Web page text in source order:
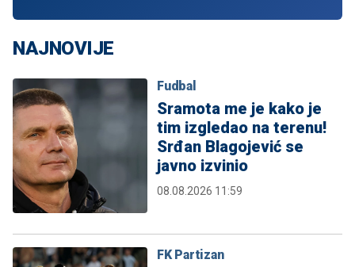
NAJNOVIJE
Fudbal
Sramota me je kako je
tim izgledao na terenu!
Srđan Blagojević se
javno izvinio
08.08.2026 11:59
FK Partizan